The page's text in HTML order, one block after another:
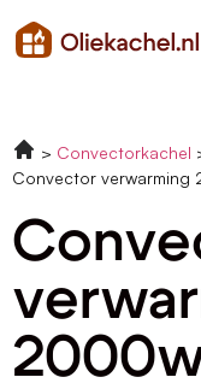
Convectorkachel
Convector